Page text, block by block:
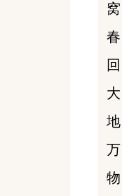
窝
春
回
大
地
万
物